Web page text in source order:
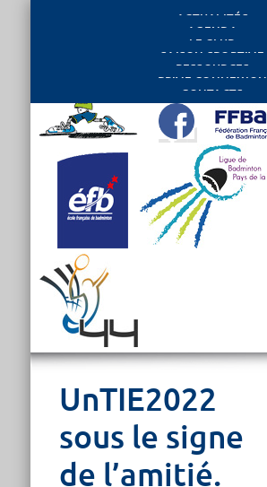
ACTUALITÉS
AGENDA
LE CLUB
SAISON SPORTIVE
RESSOURCES
PRIVE CONNEXION
CONTACTS
UnTIE2022
sous le signe
de l’amitié.